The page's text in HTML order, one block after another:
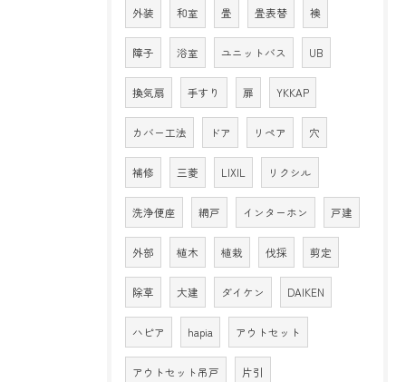
外装 和室 畳 畳表替 襖
障子 浴室 ユニットバス UB
換気扇 手すり 扉 YKKAP
カバー工法 ドア リペア 穴
補修 三菱 LIXIL リクシル
洗浄便座 網戸 インターホン 戸建
外部 植木 植栽 伐採 剪定
除草 大建 ダイケン DAIKEN
ハピア hapia アウトセット
アウトセット吊戸 片引